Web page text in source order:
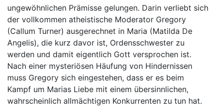
ungewöhnlichen Prämisse gelungen. Darin verliebt sich
der vollkommen atheistische Moderator Gregory
(Callum Turner) ausgerechnet in Maria (Matilda De
Angelis), die kurz davor ist, Ordensschwester zu
werden und damit eigentlich Gott versprochen ist.
Nach einer mysteriösen Häufung von Hindernissen
muss Gregory sich eingestehen, dass er es beim
Kampf um Marias Liebe mit einem übersinnlichen,
wahrscheinlich allmächtigen Konkurrenten zu tun hat.